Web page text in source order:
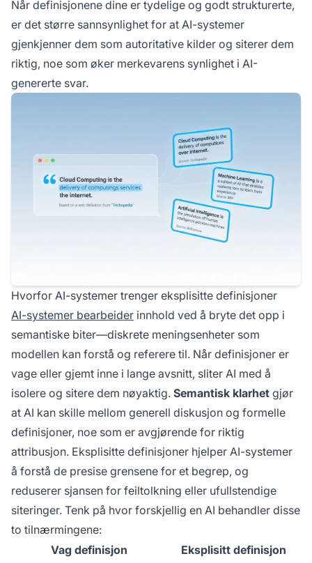
Når definisjonene dine er tydelige og godt strukturerte,
er det større sannsynlighet for at AI-systemer
gjenkjenner dem som autoritative kilder og siterer dem
riktig, noe som øker merkevarens synlighet i AI-
genererte svar.
Hvorfor AI-systemer trenger eksplisitte definisjoner
AI-systemer bearbeider innhold ved å bryte det opp i
semantiske biter—diskrete meningsenheter som
modellen kan forstå og referere til. Når definisjoner er
vage eller gjemt inne i lange avsnitt, sliter AI med å
isolere og sitere dem nøyaktig. Semantisk klarhet gjør
at AI kan skille mellom generell diskusjon og formelle
definisjoner, noe som er avgjørende for riktig
attribusjon. Eksplisitte definisjoner hjelper AI-systemer
å forstå de presise grensene for et begrep, og
reduserer sjansen for feiltolkning eller ufullstendige
siteringer. Tenk på hvor forskjellig en AI behandler disse
to tilnærmingene:
Vag definisjon
Eksplisitt definisjon